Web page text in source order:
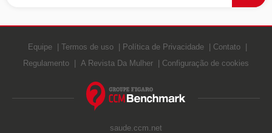
Equipe Termos de uso Política de Privacidade
Contato
Regulamento
A Revista Da Mulher Configuração de cookies
saude.ccm.net